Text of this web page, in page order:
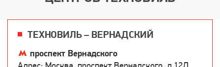
ТЕХНОВИЛЬ – ВЕРНАДСКИЙ
проспект Вернадского